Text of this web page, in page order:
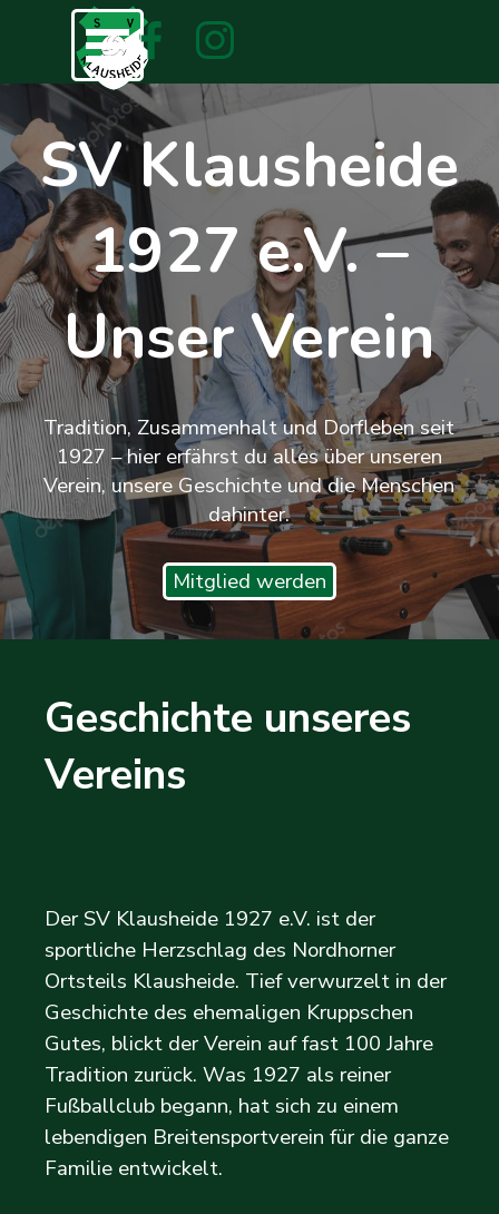
Direkt zum Seiteninhalt
Menü überspringen
SV Klausheide
1927 e.V. –
Unser Verein
Tradition, Zusammenhalt und Dorfleben seit
1927 – hier erfährst du alles über unseren
Verein, unsere Geschichte und die Menschen
dahinter.
Mitglied werden
Geschichte unseres
Vereins
Der SV Klausheide 1927 e.V. ist der
sportliche Herzschlag des Nordhorner
Ortsteils Klausheide. Tief verwurzelt in der
Geschichte des ehemaligen Kruppschen
Gutes, blickt der Verein auf fast 100 Jahre
Tradition zurück. Was 1927 als reiner
Fußballclub begann, hat sich zu einem
lebendigen Breitensportverein für die ganze
Familie entwickelt.